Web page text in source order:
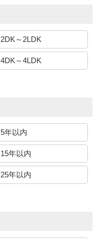
2DK～2LDK
4DK～4LDK
5年以内
15年以内
25年以内